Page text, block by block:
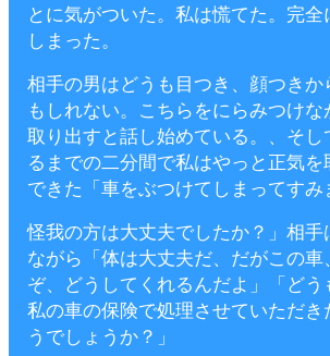
とに気がついた。私は慌てた。完全
しまった。
相手の男はどうも目つき、顔つきか
もしれない。こちらをにらみつけな
取り出すと話し始めている。、そし
るまでの二分間で私はやっと正気
できた「車をぶつけてしまってすみ
怪我の方は大丈夫でしたか？」相手
ながら「体は大丈夫だ、だがこの車
ぞ、どうしてくれるんだよ」「どう
私の車の保険で処理させていただき
うでしょうか？」